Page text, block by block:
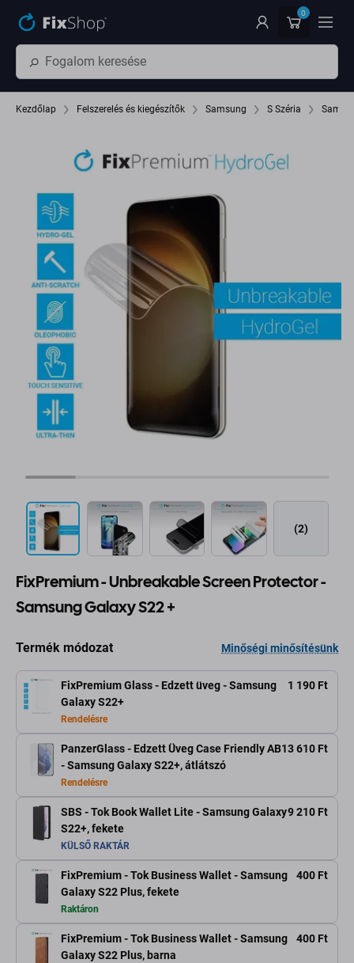
0
Kezdőlap Felszerelés és kiegészítők Samsung S Széria
(2)
FixPremium - Unbreakable Screen Protector -
Samsung Galaxy S22 +
Termék módozat Minőségi minősítésünk
FixPremium Glass - Edzett üveg - Samsung
Galaxy S22+
1 190 Ft
Rendelésre
PanzerGlass - Edzett Üveg Case Friendly AB
- Samsung Galaxy S22+, átlátszó
13 610 Ft
Rendelésre
SBS - Tok Book Wallet Lite - Samsung Galaxy
S22+, fekete
9 210 Ft
KÜLSŐ RAKTÁR
FixPremium - Tok Business Wallet - Samsung
Galaxy S22 Plus, fekete
400 Ft
Raktáron
FixPremium - Tok Business Wallet - Samsung
Galaxy S22 Plus, barna
400 Ft